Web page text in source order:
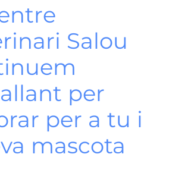
Salou
per
per a tu i
mascota